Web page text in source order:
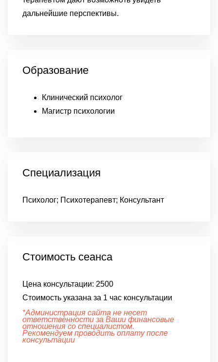
дальнейшие перспективы.
Образование
Клинический психолог
Магистр психологии
Специализация
Психолог; Психотерапевт; Консультант
Стоимость сеанса
Цена консультации: 2500
Стоимость указана за 1 час консультации
*Администрация сайта не несет
ответственности за Ваши финансовые
отношения со специалистом.
Рекомендуем проводить оплату после
консультации